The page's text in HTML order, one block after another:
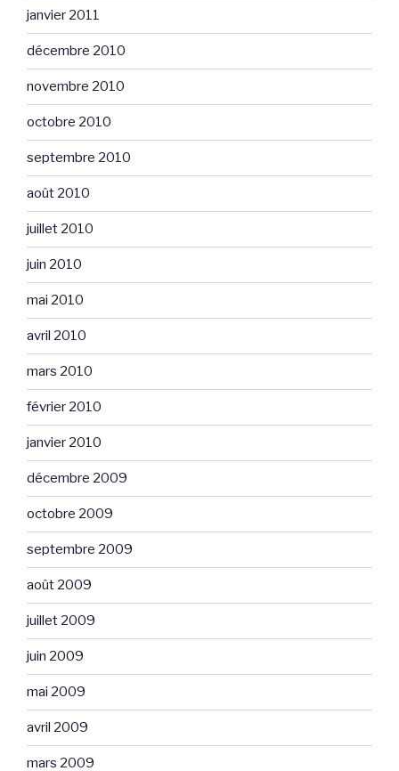
janvier 2011
décembre 2010
novembre 2010
octobre 2010
septembre 2010
août 2010
juillet 2010
juin 2010
mai 2010
avril 2010
mars 2010
février 2010
janvier 2010
décembre 2009
octobre 2009
septembre 2009
août 2009
juillet 2009
juin 2009
mai 2009
avril 2009
mars 2009